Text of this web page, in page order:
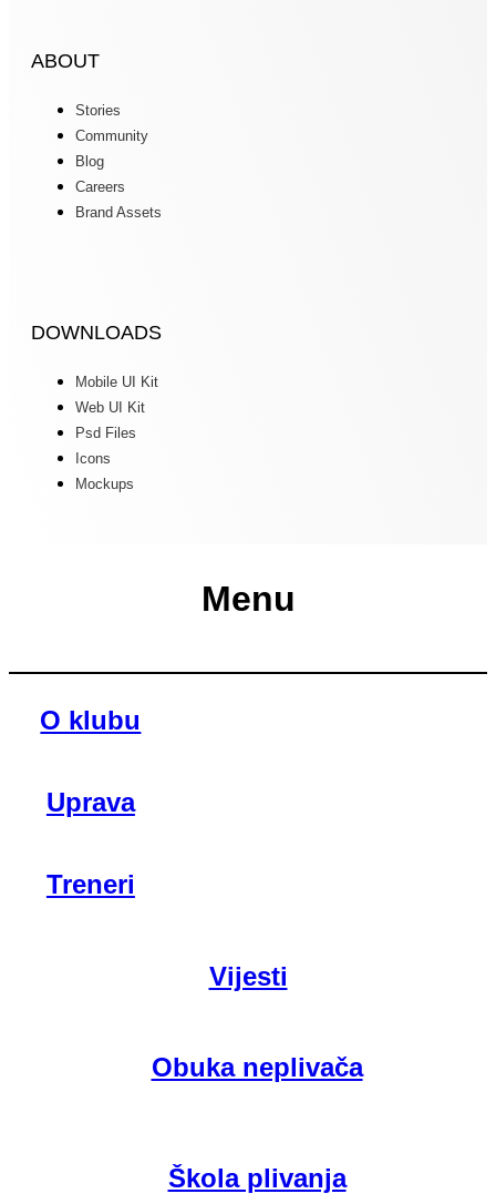
ABOUT
Stories
Community
Blog
Careers
Brand Assets
DOWNLOADS
Mobile UI Kit
Web UI Kit
Psd Files
Icons
Mockups
Menu
O klubu
Uprava
Treneri
Vijesti
Obuka neplivača
Škola plivanja